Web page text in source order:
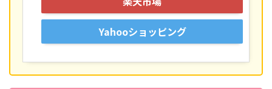
Yahooショッピング